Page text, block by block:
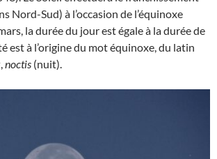
Nord-Sud) à l’occasion de l’équinoxe
la durée du jour est égale à la durée de
est à l’origine du mot équinoxe, du latin
noctis (nuit).